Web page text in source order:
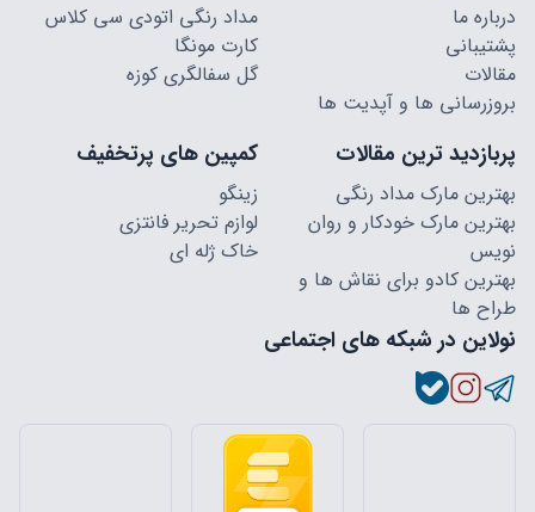
درباره ما
پشتیبانی
مقالات
بروزرسانی ها و آپدیت ها
مداد رنگی اتودی سی کلاس
کارت مونگا
گل سفالگری کوزه
پربازدید ترین مقالات
بهترین مارک مداد رنگی
بهترین مارک خودکار و روان
نویس
بهترین کادو برای نقاش ها و
طراح ها
کمپین های پرتخفیف
زینگو
لوازم تحریر فانتزی
خاک ژله ای
نولاین در شبکه های اجتماعی